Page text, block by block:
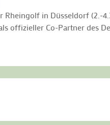
Rheingolf in Düsseldorf (2.-
offizieller Co-Partner des